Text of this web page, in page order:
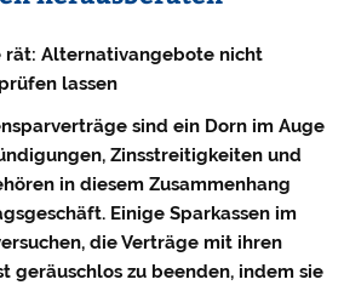
rät: Alternativangebote nicht
lassen
sind ein Dorn im Auge
Zinsstreitigkeiten und
in diesem Zusammenhang
Einige Sparkassen im
die Verträge mit ihren
geräuschlos zu beenden, indem sie